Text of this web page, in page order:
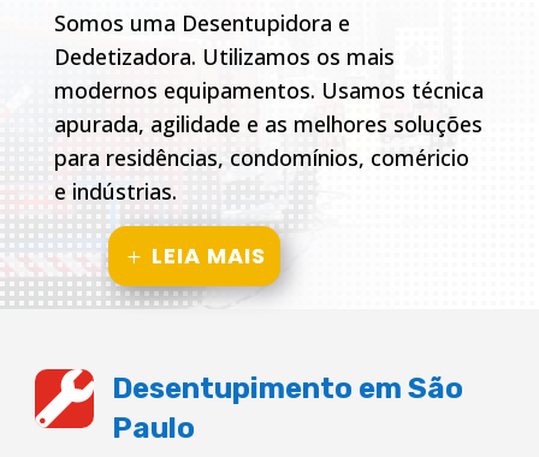
Somos uma Desentupidora e
Dedetizadora. Utilizamos os mais
modernos equipamentos. Usamos técnica
apurada, agilidade e as melhores soluções
para residências, condomínios, coméricio
e indústrias.
LEIA MAIS

Desentupimento em São
Paulo